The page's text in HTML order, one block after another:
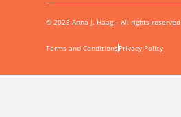
© 2025 Anna J. Haag – All rights reserved
Terms and ConditionsPrivacy Policy